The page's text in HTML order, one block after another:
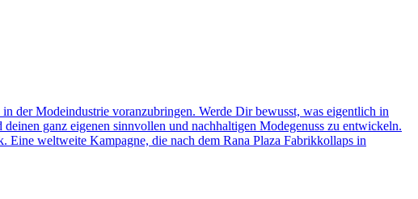
der Modeindustrie voranzubringen. Werde Dir bewusst, was eigentlich in
ganz eigenen sinnvollen und nachhaltigen Modegenuss zu entwickeln.
Eine weltweite Kampagne, die nach dem Rana Plaza Fabrikkollaps in